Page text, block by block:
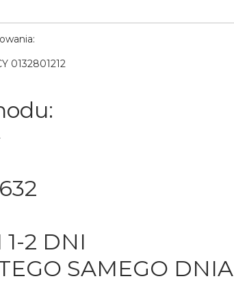
0132801212
632
1-2 DNI
SAMEGO DNIA